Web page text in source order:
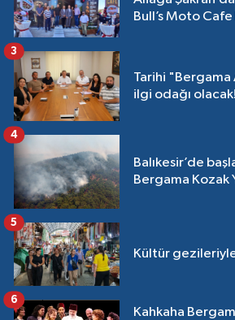
Bull’s Moto Cafe
Tarihi "Bergama
ilgi odağı olacak!
3
Balıkesir’de
Bergama Kozak
4
Kültür
5
Kahkaha
6